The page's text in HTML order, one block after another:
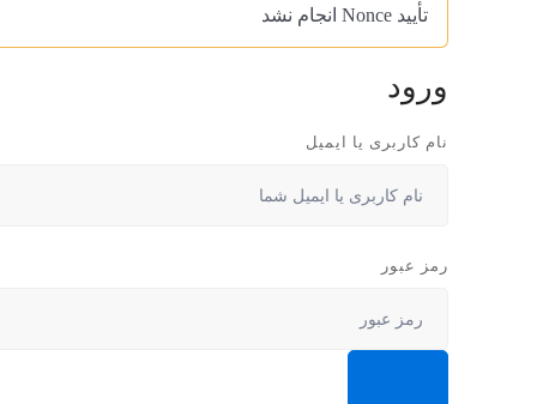
تأیید Nonce انجام نشد
ورود
نام کاربری یا ایمیل
رمز عبور